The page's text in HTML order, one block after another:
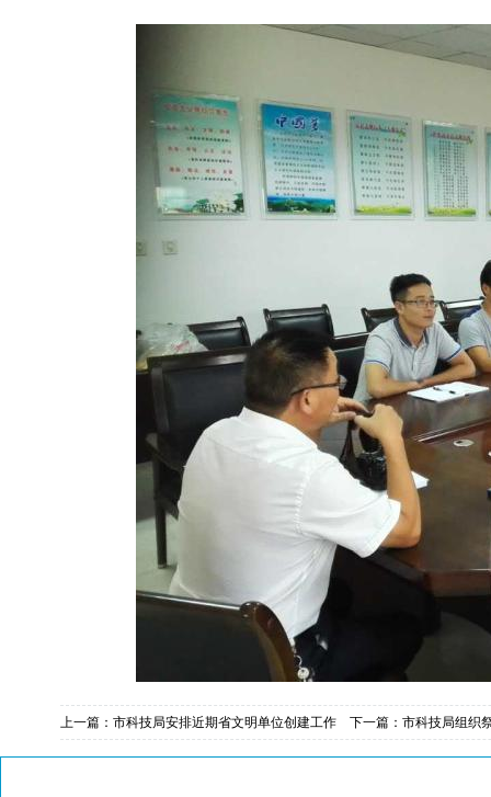
上一篇： 市科技局安排近期省文明单位创建工作 下一篇： 市科技局组织